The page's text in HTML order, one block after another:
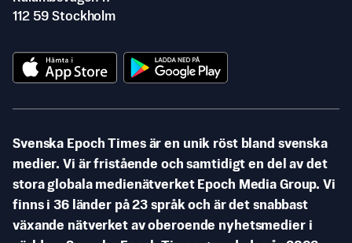
112 59 Stockholm
Svenska Epoch Times är en unik röst bland svenska
medier. Vi är fristående och samtidigt en del av det
stora globala medienätverket Epoch Media Group. Vi
finns i 36 länder på 23 språk och är det snabbast
växande nätverket av oberoende nyhetsmedier i